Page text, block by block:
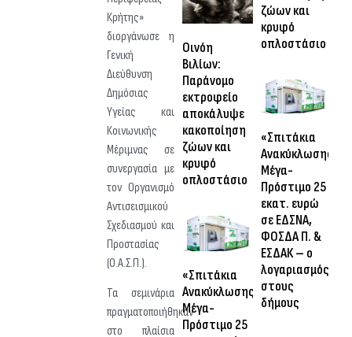
Κρήτης»
διοργάνωσε η
Γενική
Διεύθυνση
Δημόσιας
Υγείας και
Κοινωνικής
Μέριμνας σε
συνεργασία με
τον Οργανισμό
Αντισεισμικού
Σχεδιασμού και
Προστασίας
(Ο.Α.Σ.Π.).
Τα σεμινάρια
πραγματοποιήθηκαν
στο πλαίσια
Οινόη
Βιλίων:
Παράνομο
εκτροφείο
αποκάλυψε
κακοποίηση
ζώων και
κρυφό
οπλοστάσιο
«Σπιτάκια
Ανακύκλωσης»:
Μέγα-
Πρόστιμο 25
ζώων και
κρυφό
οπλοστάσιο
«Σπιτάκια
Ανακύκλωσης»:
Μέγα-
Πρόστιμο 25
εκατ. ευρώ
σε ΕΔΣΝΑ,
ΦΟΣΔΑ Π. &
ΕΣΔΑΚ – ο
λογαριασμός
στους
δήμους